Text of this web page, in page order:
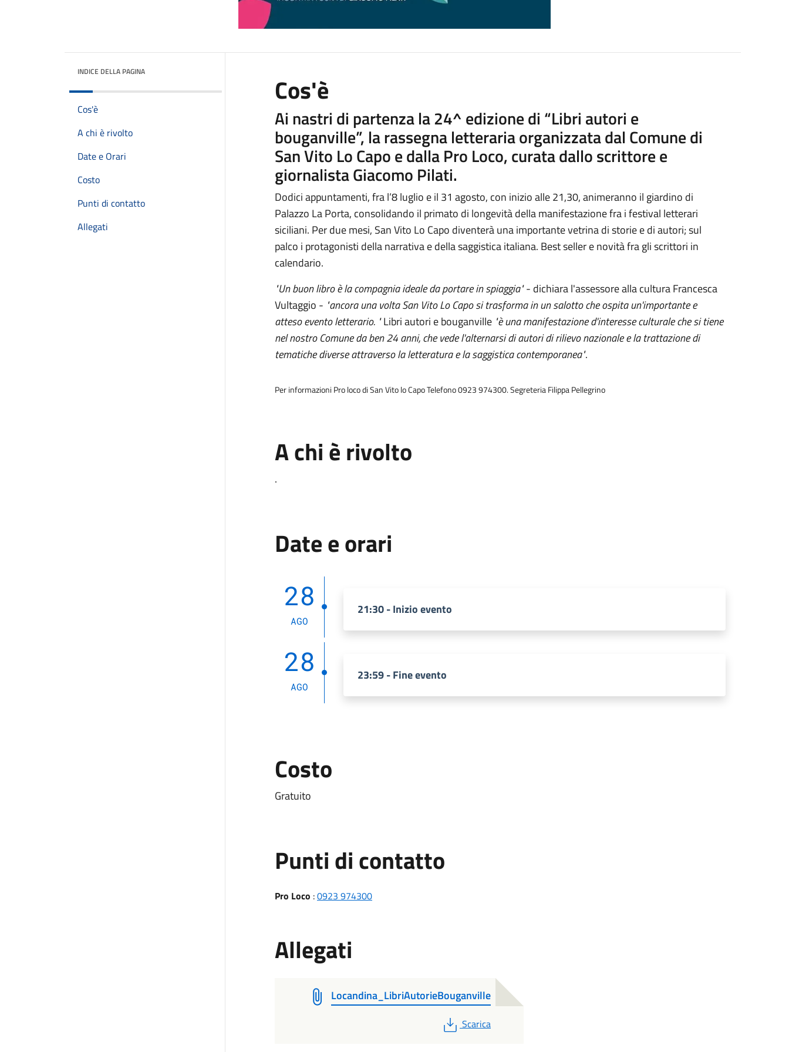
INDICE DELLA PAGINA
Cos'è
A chi è rivolto
Date e Orari
Costo
Punti di contatto
Allegati
Cos'è
Ai nastri di partenza la 24^ edizione di “Libri autori e
bouganville”, la rassegna letteraria organizzata dal Comune di
San Vito Lo Capo e dalla Pro Loco, curata dallo scrittore e
giornalista Giacomo Pilati.
Dodici appuntamenti, fra l’8 luglio e il 31 agosto, con inizio alle 21,30, animeranno il giardino di
Palazzo La Porta, consolidando il primato di longevità della manifestazione fra i festival letterari
siciliani. Per due mesi, San Vito Lo Capo diventerà una importante vetrina di storie e di autori; sul
palco i protagonisti della narrativa e della saggistica italiana. Best seller e novità fra gli scrittori in
calendario.
"Un buon libro è la compagnia ideale da portare in spiaggia"- dichiara l'assessore alla cultura Francesca
Vultaggio - "ancora una volta San Vito Lo Capo si trasforma in un salotto che ospita un'importante e
atteso evento letterario. "Libri autori e bouganville "è una manifestazione d'interesse culturale che si tiene
nel nostro Comune da ben 24 anni, che vede l'alternarsi di autori di rilievo nazionale e la trattazione di
tematiche diverse attraverso la letteratura e la saggistica contemporanea".
Per informazioni Pro loco di San Vito lo Capo Telefono 0923 974300. Segreteria Filippa Pellegrino
A chi è rivolto
.
Date e orari
28
AGO
21:30 - Inizio evento
28
AGO
23:59 - Fine evento
Costo
Gratuito
Punti di contatto
Pro Loco :0923 974300
Allegati
Locandina_LibriAutorieBouganville
PDF
Scarica